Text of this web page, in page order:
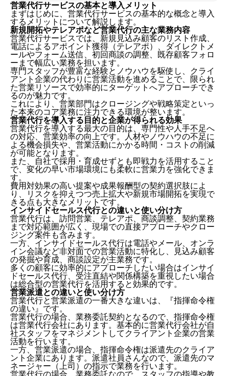
営業代行サービスの基本と導入メリット
まずはじめに、営業代行サービスの基本的な概念と導入
するメリットについて解説します。
新規開拓やテレアポなど営業代行の主な業務内容
営業代行サービスでは、新規見込み顧客のリスト作成、
電話によるアポイント獲得（テレアポ）、ダイレクトメ
ールやフォーム送信、初回商談の調整、既存顧客フォロ
ーまで幅広い業務を担います。
専門スタッフが豊富な経験とノウハウを駆使し、クライ
アント企業の代わりに営業活動を進めることで、限られ
た営業リソースで効率的にターゲットへアプローチでき
るのが魅力です。
これにより、営業部門はクロージングや戦略策定といっ
た本来のコア業務に注力できる環境が整います。​
営業代行を導入する目的と企業が得られる効果
営業代行を導入する最大の目的は、専門性や人手不足へ
の対応、営業効率の向上です。人材やノウハウの不足に
よる機会損失や、営業活動にかかる時間・コストの削減
が可能となります。
また、自社で採用・育成せずとも即戦力を活用すること
で、変化の早い市場環境にも柔軟に営業力を強化できま
す。
費用対効果の高い提案や成果報酬型の契約選択肢によ
り、リスクを抑えつつ売上拡大や新規市場開拓を実現で
きる点も大きなメリットです。​
インサイドセールス代行との違いと使い分け方
営業代行は、訪問営業、テレアポ、商談調整、契約業務
まで対応範囲が広く、現場での直接アプローチやクロー
ジング案件も含みます。
一方、インサイドセールス代行は電話やメール、オンラ
イン会議など非対面での営業活動に特化し、見込み顧客
の発掘や育成、商談設定が主業務です。
多くの顧客に効率的にアプローチしたい場合はインサイ
ドセールス代行、受注直結や関係構築を重視したい場合
は総合型の営業代行を活用すると効果的です。​
営業派遣との違いと使い分け方
営業代行と営業派遣の一番大きな違いは、『指揮命令権
の違い』です。
営業代行の場合、業務委託契約となるので、指揮命令権
は営業代行会社にあります。基本的に営業代行会社が自
社スタッフをマネジメントしてクライアント企業の営業
活動を行います。
一方、営業派遣の場合、指揮命令権は派遣先のクライア
ント企業にあります。派遣社員さんなので、派遣先のマ
ネージャー（上司）の指示で業務を行います。
営業代行の場合、業務委託なので、スタッフの指導や教